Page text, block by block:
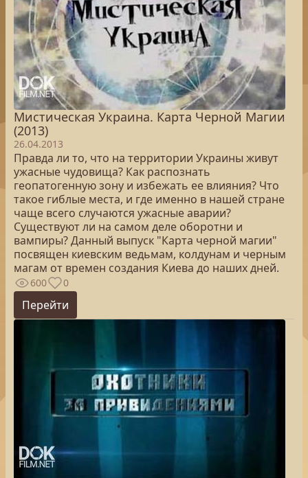
Мистическая Украина. Карта Черной Магии
(2013)
26.04.2013
Правда ли то, что на территории Украины живут
ужасные чудовища? Как распознать
геопатогенную зону и избежать ее влияния? Что
такое гиблые места, и где именно в нашей стране
чаще всего случаются ужасные аварии?
Существуют ли на самом деле оборотни и
вампиры? Данный выпуск "Карта черной магии"
посвящен киевским ведьмам, колдунам и черным
магам от времен создания Киева до наших дней.
600 0
Перейти